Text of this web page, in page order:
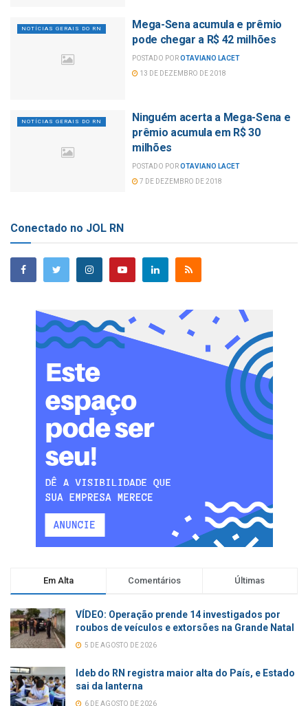
NOTÍCIAS GERAIS DO RN
Mega-Sena acumula e prêmio
pode chegar a R$ 42 milhões
POSTADO POROTAVIANO LACET
13 DE DEZEMBRO DE 2018
NOTÍCIAS GERAIS DO RN
Ninguém acerta a Mega-Sena e
prêmio acumula em R$ 30
milhões
POSTADO POROTAVIANO LACET
7 DE DEZEMBRO DE 2018
Conectado no JOL RN
Em Alta Comentários Últimas
VÍDEO: Operação prende 14 investigados por
roubos de veículos e extorsões na Grande Natal
5 DE AGOSTO DE 2026
Ideb do RN registra maior alta do País, e Estado
sai da lanterna
6 DE AGOSTO DE 2026